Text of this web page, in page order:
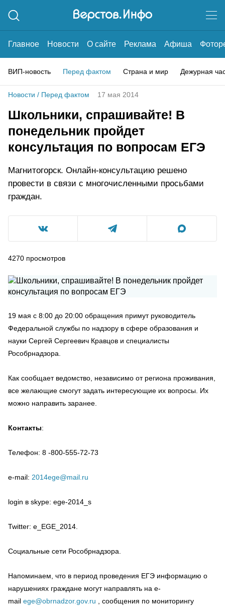
Главное Новости О сайте Реклама Афиша
ВИП-новость Перед фактом Страна и мир Дежурная
Новости / Перед фактом 17 мая 2014
Школьники, спрашивайте! В
понедельник пройдет
консультация по вопросам ЕГЭ
Магнитогорск. Онлайн-консультацию решено
провести в связи с многочисленными просьбами
граждан.
4270 просмотров
19 мая с 8:00 до 20:00 обращения примут руководитель
Федеральной службы по надзору в сфере образования и
науки Сергей Сергеевич Кравцов и специалисты
Рособрнадзора.
Как сообщает ведомство, независимо от региона проживания,
все желающие смогут задать интересующие их вопросы. Их
можно направить заранее.
Контакты:
Телефон: 8 -800-555-72-73
e-mail: 2014ege@mail.ru
login в skype: ege-2014_s
Twitter: e_EGE_2014.
Социальные сети Рособрнадзора.
Напоминаем, что в период проведения ЕГЭ информацию о
нарушениях граждане могут направлять на e-
mail ege@obrnadzor.gov.ru , сообщения по мониторингу